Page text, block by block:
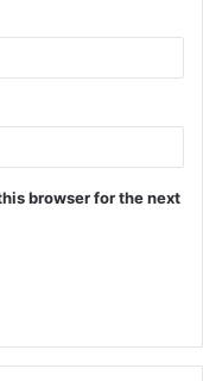
browser for the next